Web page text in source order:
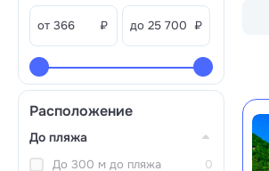
от ₽ до ₽
Расположение
До пляжа
До 300 м до пляжа
0